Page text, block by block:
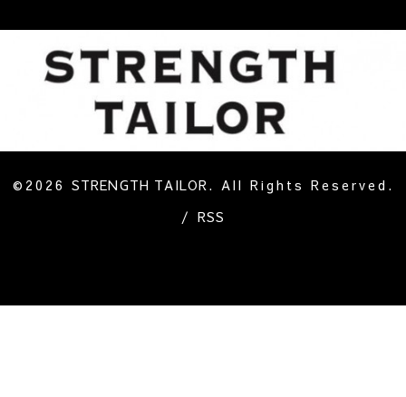
©2026 STRENGTH TAILOR . All Rights Reserved.
/ RSS